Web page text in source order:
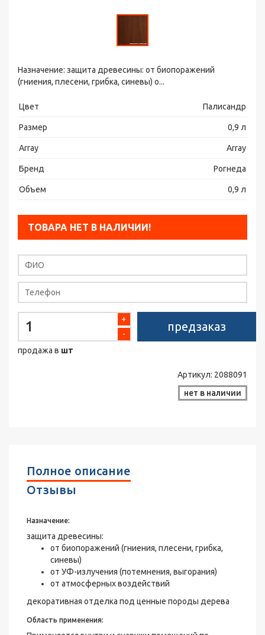
Назначение: защита древесины: от биопоражений
(гниения, плесени, грибка, синевы) о...
Цвет Палисандр
Размер 0,9 л
Array Array
Бренд Рогнеда
Объем 0,9 л
ТОВАРА НЕТ В НАЛИЧИИ!
-
+
продажа в шт
предзаказ
Артикул: 2088091
нет в наличии
Полное описание
Отзывы
Назначение:
защита древесины:
от биопоражений (гниения, плесени, грибка,
синевы)
от УФ-излучения (потемнения, выгорания)
от атмосферных воздействий
декоративная отделка под ценные породы дерева
Область применения: